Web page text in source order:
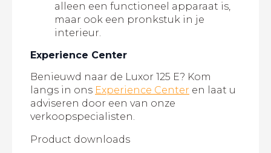
alleen een functioneel apparaat is,
maar ook een pronkstuk in je
interieur.
Experience Center
Benieuwd naar de Luxor 125 E? Kom
langs in ons Experience Center en laat u
adviseren door een van onze
verkoopspecialisten.
Product downloads